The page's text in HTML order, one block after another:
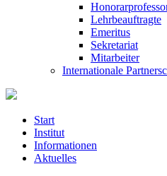
Lehrbeauftragte
Emeritus
Sekretariat
Mitarbeiter
Internationale
Start
Institut
Informationen
Aktuelles